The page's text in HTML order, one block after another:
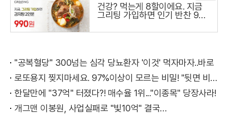
건강? 먹는게 8할이에요. 지금
그리팅 가입하면 인기 반찬 990
"공복혈당" 300넘는 심각 당뇨환자 '이것' 먹자마자..바로
로또용지 찢지마세요. 97%이상이 모르는 비밀! "뒷면 비추면 번호 보인다!?"
한달만에 "37억" 터졌다?! 매수율 1위..."이종목" 당장사라!
개그맨 이봉원, 사업실패로 "빛10억" 결국…